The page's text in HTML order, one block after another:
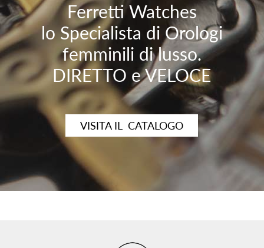
Ferretti Watches
lo Specialista di Orologi
femminili di lusso.
DIRETTO e VELOCE
VISITA IL CATALOGO